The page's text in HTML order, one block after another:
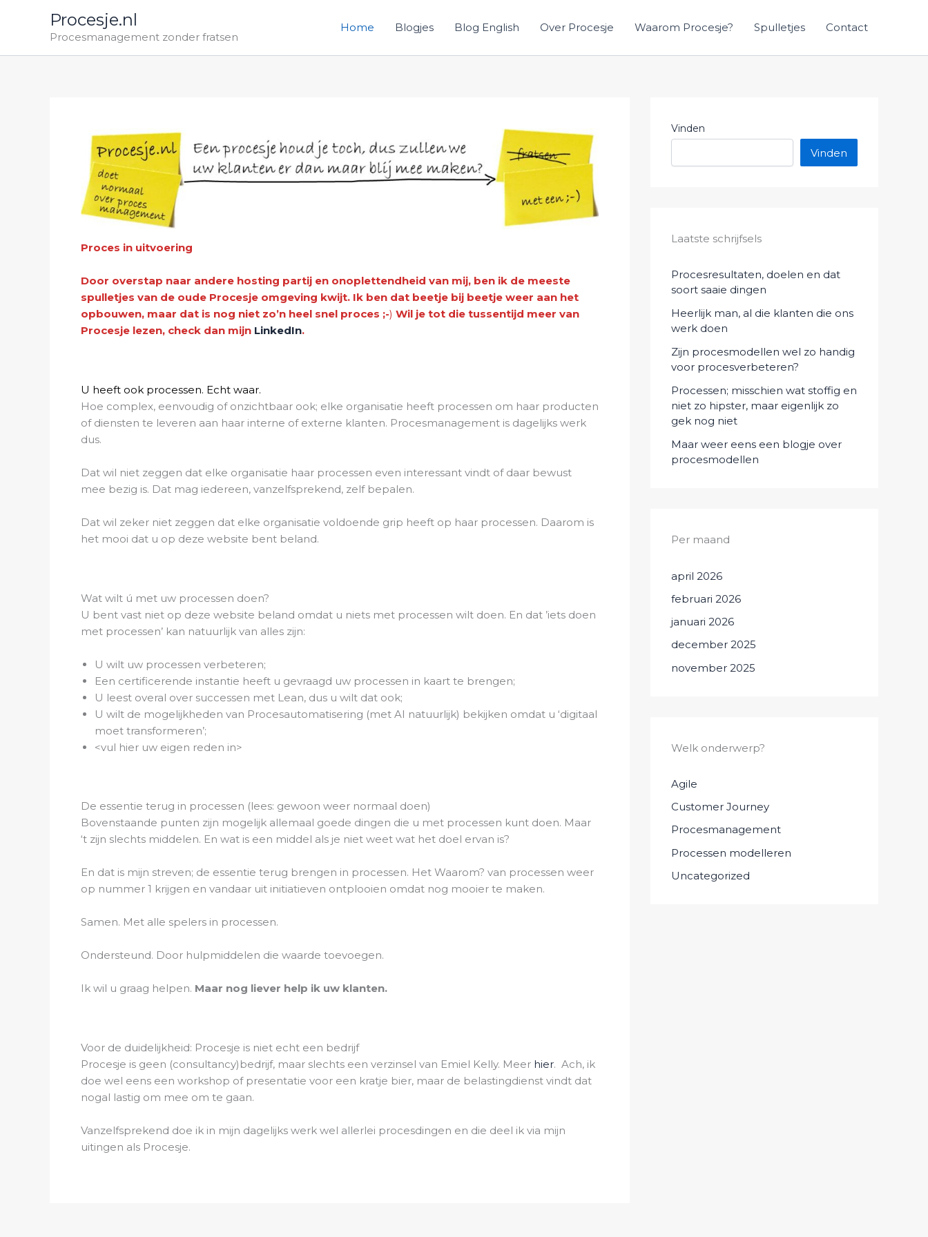
inhoud
Procesje.nl
Procesmanagement zonder fratsen
Home Blogjes Blog English Over Procesje Waarom Procesje? Spulletjes Contact
Proces in uitvoering
Door overstap naar andere hosting partij en onoplettendheid van mij, ben ik de meeste
spulletjes van de oude Procesje omgeving kwijt. Ik ben dat beetje bij beetje weer aan het
opbouwen, maar dat is nog niet zo’n heel snel proces ;-) Wil je tot die tussentijd meer van
Procesje lezen, check dan mijn LinkedIn.
U heeft ook processen. Echt waar.
Hoe complex, eenvoudig of onzichtbaar ook; elke organisatie heeft processen om haar producten
of diensten te leveren aan haar interne of externe klanten. Procesmanagement is dagelijks werk
dus.
Dat wil niet zeggen dat elke organisatie haar processen even interessant vindt of daar bewust
mee bezig is. Dat mag iedereen, vanzelfsprekend, zelf bepalen.
Dat wil zeker niet zeggen dat elke organisatie voldoende grip heeft op haar processen. Daarom is
het mooi dat u op deze website bent beland.
Wat wilt ú met uw processen doen?
U bent vast niet op deze website beland omdat u niets met processen wilt doen. En dat ’iets doen
met processen’ kan natuurlijk van alles zijn:
U wilt uw processen verbeteren;
Een certificerende instantie heeft u gevraagd uw processen in kaart te brengen;
U leest overal over successen met Lean, dus u wilt dat ook;
U wilt de mogelijkheden van Procesautomatisering (met AI natuurlijk) bekijken omdat u ‘digitaal
moet transformeren’;
<vul hier uw eigen reden in>
De essentie terug in processen (lees: gewoon weer normaal doen)
Bovenstaande punten zijn mogelijk allemaal goede dingen die u met processen kunt doen. Maar
‘t zijn slechts middelen. En wat is een middel als je niet weet wat het doel ervan is?
En dat is mijn streven; de essentie terug brengen in processen. Het Waarom? van processen weer
op nummer 1 krijgen en vandaar uit initiatieven ontplooien omdat nog mooier te maken.
Samen. Met alle spelers in processen.
Ondersteund. Door hulpmiddelen die waarde toevoegen.
Ik wil u graag helpen. Maar nog liever help ik uw klanten.
Voor de duidelijkheid: Procesje is niet echt een bedrijf
Procesje is geen (consultancy)bedrijf, maar slechts een verzinsel van Emiel Kelly. Meer hier. Ach, ik
doe wel eens een workshop of presentatie voor een kratje bier, maar de belastingdienst vindt dat
nogal lastig om mee om te gaan.
Vanzelfsprekend doe ik in mijn dagelijks werk wel allerlei procesdingen en die deel ik via mijn
uitingen als Procesje.
Vinden
Vinden
Laatste schrijfsels
Procesresultaten, doelen en dat
soort saaie dingen
Heerlijk man, al die klanten die ons
werk doen
Zijn procesmodellen wel zo handig
voor procesverbeteren?
Processen; misschien wat stoffig en
niet zo hipster, maar eigenlijk zo
gek nog niet
Maar weer eens een blogje over
procesmodellen
Per maand
april 2026
februari 2026
januari 2026
december 2025
november 2025
Welk onderwerp?
Agile
Customer Journey
Procesmanagement
Processen modelleren
Uncategorized